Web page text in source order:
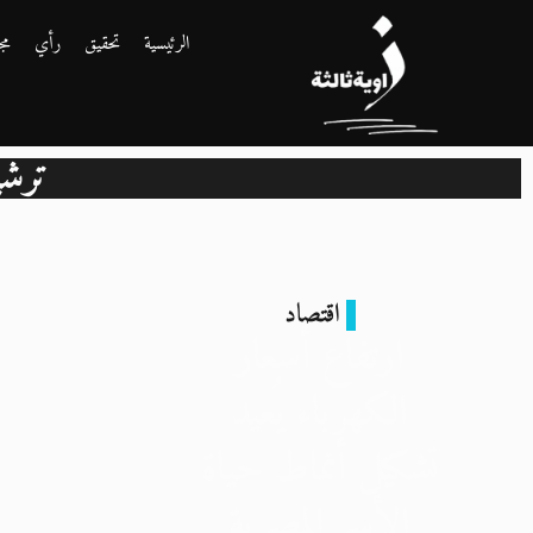
الرئيسية تحقيق رأي
اقتصاد